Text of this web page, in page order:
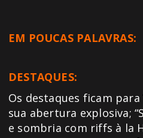
EM POUCAS PALAVRAS:
DESTAQUES:
Os destaques ficam para
sua abertura explosiva;
e sombria com riffs à la